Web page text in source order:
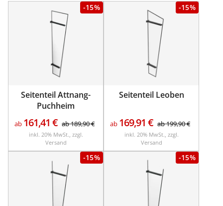
-15%
Seitenteil Attnang-
Puchheim
ab 161,41 € ab189,90€
inkl. 20% MwSt., zzgl.
Versand
-15%
Seitenteil Leoben
ab 169,91 € ab199,90€
inkl. 20% MwSt., zzgl.
Versand
-15% -15%